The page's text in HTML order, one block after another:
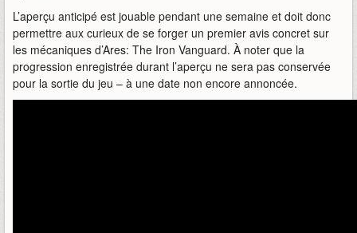
L’aperçu anticipé est jouable pendant une semaine et doit donc
permettre aux curieux de se forger un premier avis concret sur
les mécaniques d’Ares: The Iron Vanguard. À noter que la
progression enregistrée durant l’aperçu ne sera pas conservée
pour la sortie du jeu – à une date non encore annoncée.